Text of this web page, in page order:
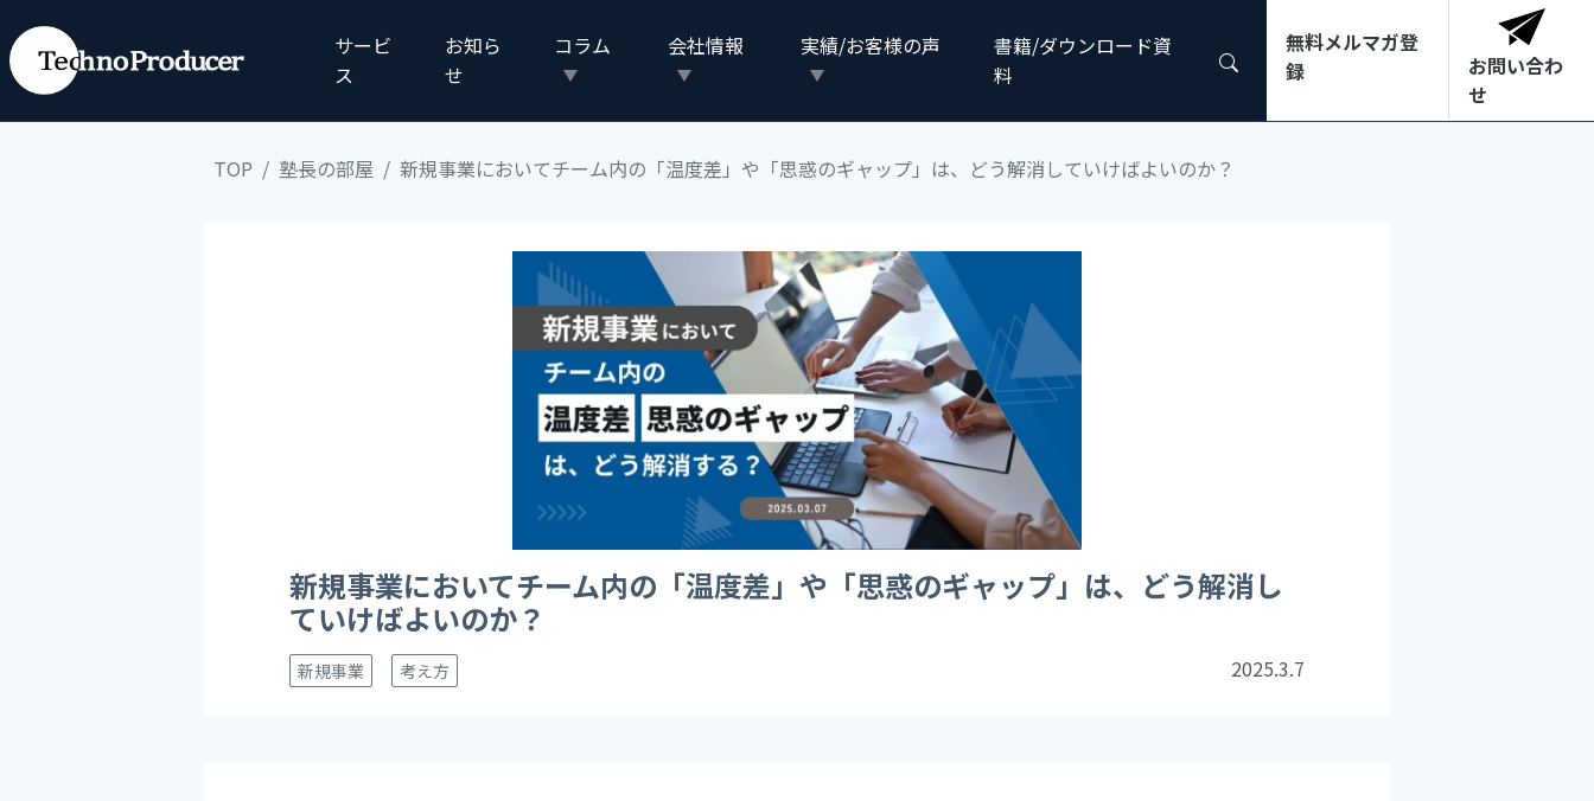
サービ
ス
お知ら
せ
コラム 会社情報 実績/お客様の声
書籍/ダウンロード資
料
無料メルマガ登
録
お問い合わ
せ
TOP 塾長の部屋 新規事業においてチーム内の「温度差」や「思惑のギャップ」は、どう解消していけばよいのか？
新規事業においてチーム内の「温度差」や「思惑のギャップ」は、どう解消し
ていけばよいのか？
新規事業 考え方 2025.3.7